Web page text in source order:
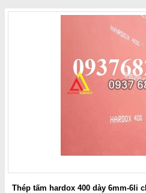
Thép tấm hardox 400 dày 6mm-6li